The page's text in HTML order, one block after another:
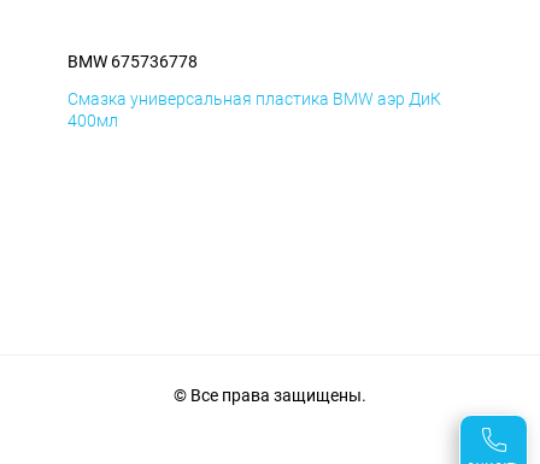
BMW 675736778
Смазка универсальная пластика BMW аэр ДиК
400мл
© Все права защищены.